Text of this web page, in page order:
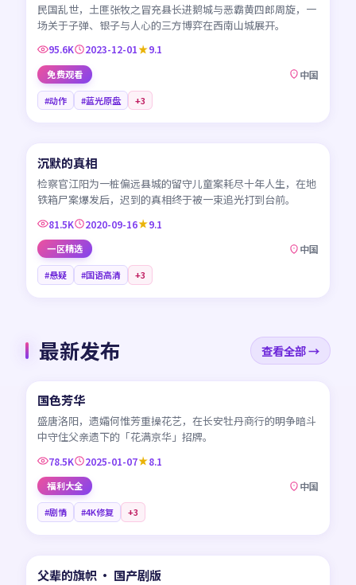
民国乱世，土匪张牧之冒充县长进鹅城与恶霸黄四郎周旋，一
场关于子弹、银子与人心的三方博弈在西南山城展开。
95.6K 2023-12-01 9.1
免费观看 中国
#动作 #蓝光原盘 +3
CN
沉默的真相
检察官江阳为一桩偏远县城的留守儿童案耗尽十年人生，在地
铁箱尸案爆发后，迟到的真相终于被一束追光打到台前。
81.5K 2020-09-16 9.1
一区精选 中国
#悬疑 #国语高清 +3
最新发布 查看全部 →
CN
45:24
国色芳华
盛唐洛阳，遗孀何惟芳重操花艺，在长安牡丹商行的明争暗斗
中守住父亲遗下的「花满京华」招牌。
78.5K 2025-01-07 8.1
福利大全 中国
#剧情 #4K修复 +3
CN
父辈的旗帜 · 国产剧版